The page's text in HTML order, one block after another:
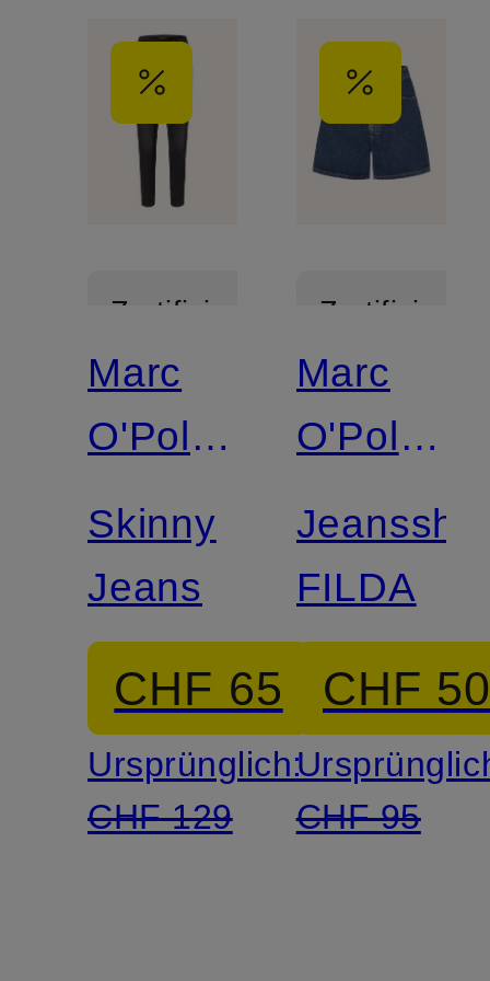
Zertifiziert
Marc
O'Polo
DENIM
Skinny
Jeans
CHF 65
Ursprünglich:
CHF 129
Zertifiziert
Marc
O'Polo
DENIM
FILDA
CHF
CHF 95